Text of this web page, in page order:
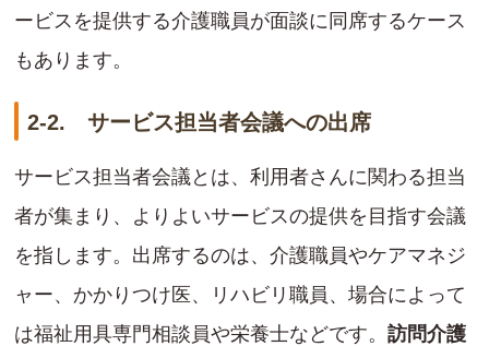
ービスを提供する介護職員が面談に同席するケース
もあります。
2-2. サービス担当者会議への出席
サービス担当者会議とは、利用者さんに関わる担当
者が集まり、よりよいサービスの提供を目指す会議
を指します。出席するのは、介護職員やケアマネジ
ャー、かかりつけ医、リハビリ職員、場合によって
は福祉用具専門相談員や栄養士などです。 訪問介護